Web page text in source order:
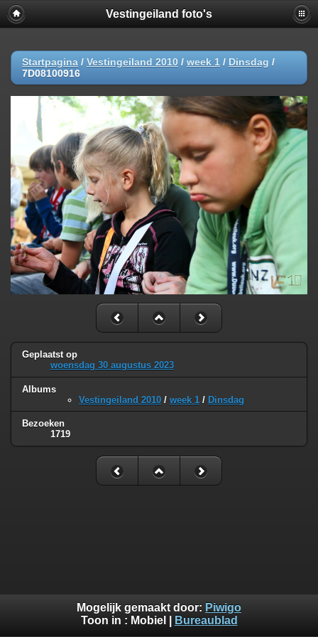
Vestingeiland foto's
Startpagina / Vestingeiland 2010 / week 1 / Dinsdag /
7D08100916
Geplaatst op
woensdag 30 augustus 2023
Albums
Vestingeiland 2010 / week 1 / Dinsdag
Bezoeken
1719
Mogelijk gemaakt door: Piwigo
Toon in : Mobiel Bureaublad